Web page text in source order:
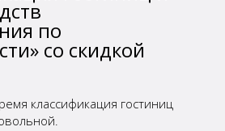
по
со скидкой
классификация гостиниц